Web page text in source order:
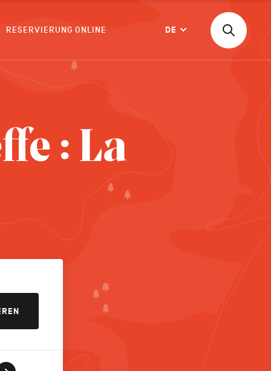
RESERVIERUNG ONLINE DE
Suchen
nach
BESTÄTIGEN
: La